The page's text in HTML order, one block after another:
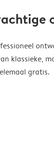
klassieke,
gratis.